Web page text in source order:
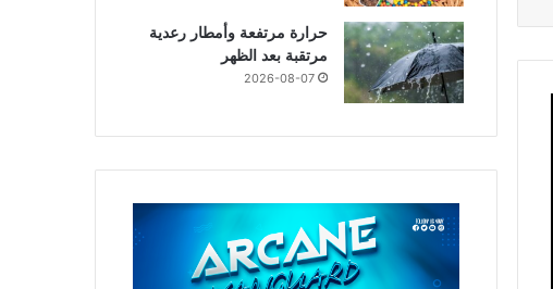
حرارة مرتفعة وأمطار رعدية
مرتقبة بعد الظهر
2026-08-07